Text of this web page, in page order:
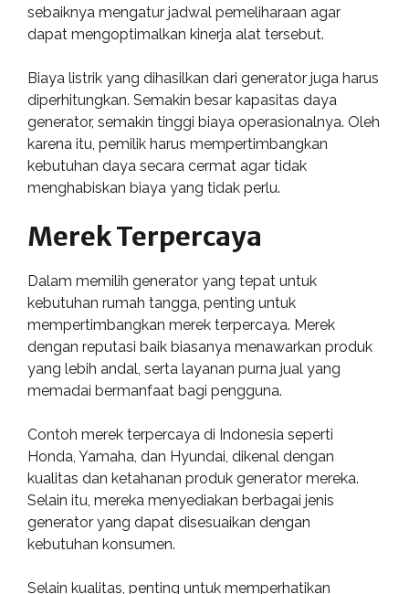
sebaiknya mengatur jadwal pemeliharaan agar
dapat mengoptimalkan kinerja alat tersebut.
Biaya listrik yang dihasilkan dari generator juga harus
diperhitungkan. Semakin besar kapasitas daya
generator, semakin tinggi biaya operasionalnya. Oleh
karena itu, pemilik harus mempertimbangkan
kebutuhan daya secara cermat agar tidak
menghabiskan biaya yang tidak perlu.
Merek Terpercaya
Dalam memilih generator yang tepat untuk
kebutuhan rumah tangga, penting untuk
mempertimbangkan merek terpercaya. Merek
dengan reputasi baik biasanya menawarkan produk
yang lebih andal, serta layanan purna jual yang
memadai bermanfaat bagi pengguna.
Contoh merek terpercaya di Indonesia seperti
Honda, Yamaha, dan Hyundai, dikenal dengan
kualitas dan ketahanan produk generator mereka.
Selain itu, mereka menyediakan berbagai jenis
generator yang dapat disesuaikan dengan
kebutuhan konsumen.
Selain kualitas, penting untuk memperhatikan